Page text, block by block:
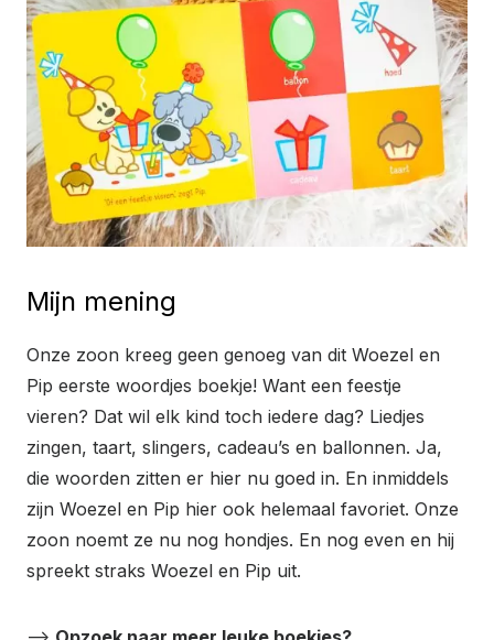
Mijn mening
Onze zoon kreeg geen genoeg van dit Woezel en
Pip eerste woordjes boekje! Want een feestje
vieren? Dat wil elk kind toch iedere dag? Liedjes
zingen, taart, slingers, cadeau’s en ballonnen. Ja,
die woorden zitten er hier nu goed in. En inmiddels
zijn Woezel en Pip hier ook helemaal favoriet. Onze
zoon noemt ze nu nog hondjes. En nog even en hij
spreekt straks Woezel en Pip uit.